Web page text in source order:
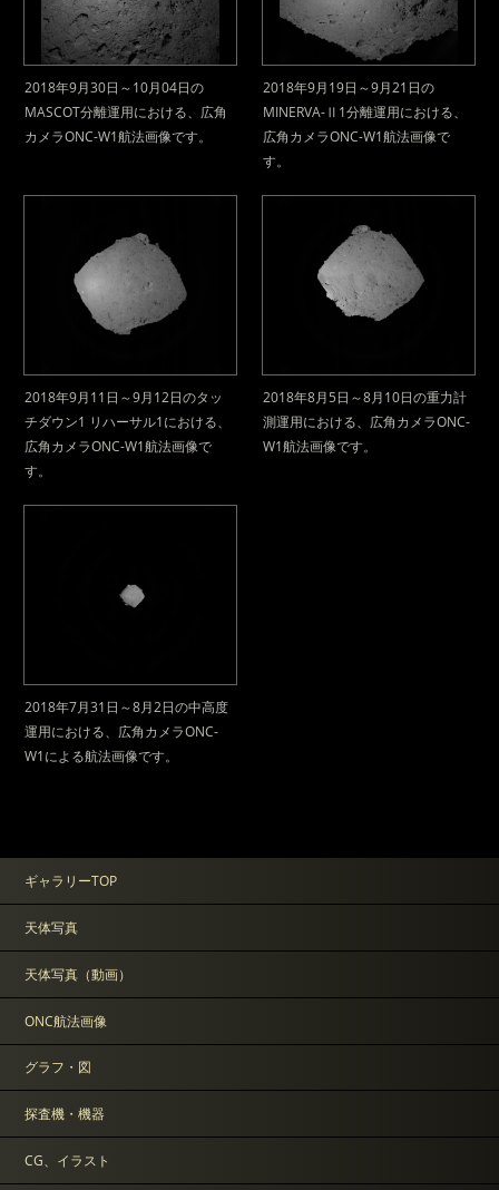
2018年9月30日～10月04日の
MASCOT分離運用における、広角
カメラONC-W1航法画像です。
2018年9月19日～9月21日の
MINERVA-Ⅱ1分離運用における、
広角カメラONC-W1航法画像で
す。
2018年9月11日～9月12日のタッ
チダウン1 リハーサル1における、
広角カメラONC-W1航法画像で
す。
2018年8月5日～8月10日の重力計
測運用における、広角カメラONC-
W1航法画像です。
2018年7月31日～8月2日の中高度
運用における、広角カメラONC-
W1による航法画像です。
ギャラリーTOP
天体写真
天体写真（動画）
ONC航法画像
グラフ・図
探査機・機器
CG、イラスト